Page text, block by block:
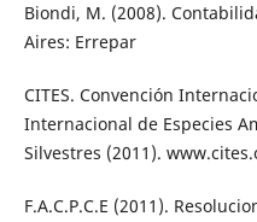
Biondi, M. (2008).
Aires: Errepar
CITES. Convención
Internacional de Especies
Silvestres (2011).
F.A.C.P.C.E (2011).